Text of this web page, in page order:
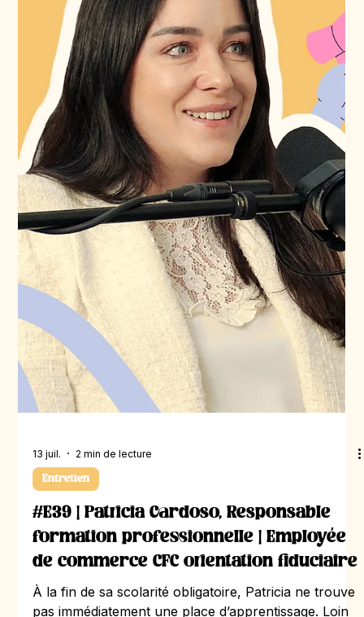
Assistante dentaire CFC
À la fin de sa scolarité obligatoire, Gaëlle ne se
projette plus dans une formation académique
notamment à cause de ses difficultés en
mathématiques. Elle ressent le besoin de quitter les
bancs de l’école et d’entrer dans le monde
professionnel. Grâce à son réseau, elle décroche un
premier stage dans un cabinet dentaire. Très
rapidement, elle apprécie l’ambiance de travail, les
responsabilités qui lui sont confiées et le fait d’être
pleinement intégrée à l’équipe. Cette expér